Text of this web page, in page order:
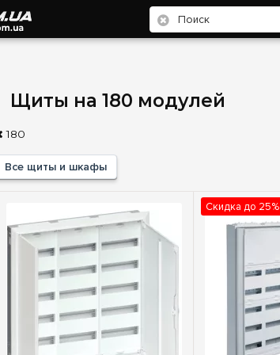
Щиты на 180 модулей
180
Все щиты и шкафы
Скидка до 25%